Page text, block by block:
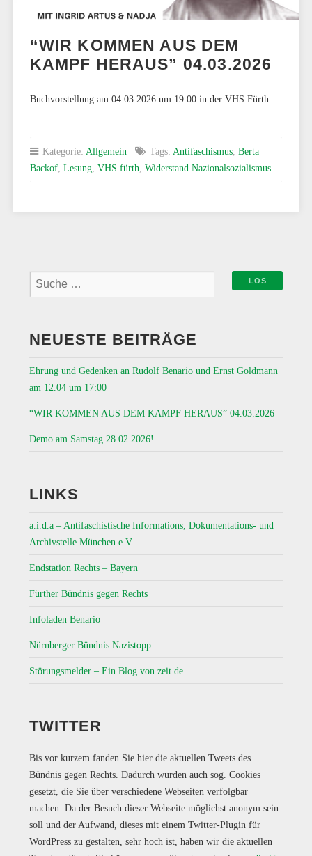
“WIR KOMMEN AUS DEM
KAMPF HERAUS” 04.03.2026
Buchvorstellung am 04.03.2026 um 19:00 in der VHS Fürth
Kategorie: Allgemein Tags: Antifaschismus, Berta
Backof, Lesung, VHS fürth Widerstand Nazionalsozialismus
NEUESTE BEITRÄGE
Ehrung und Gedenken an Rudolf Benario und Ernst Goldmann
am 12.04 um 17:00
“WIR KOMMEN AUS DEM KAMPF HERAUS” 04.03.2026
Demo am Samstag 28.02.2026!
LINKS
a.i.d.a – Antifaschistische Informations, Dokumentations- und
Archivstelle München e.V.
Endstation Rechts – Bayern
Fürther Bündnis gegen Rechts
Infoladen Benario
Nürnberger Bündnis Nazistopp
Störungsmelder – Ein Blog von zeit.de
TWITTER
Bis vor kurzem fanden Sie hier die aktuellen Tweets des
Bündnis gegen Rechts. Dadurch wurden auch sog. Cookies
gesetzt, die Sie über verschiedene Webseiten verfolgbar
machen. Da der Besuch dieser Webseite möglichst anonym sein
soll und der Aufwand, dieses mit einem Twitter-Plugin für
WordPress zu gestalten, sehr hoch ist, haben wir die aktuellen